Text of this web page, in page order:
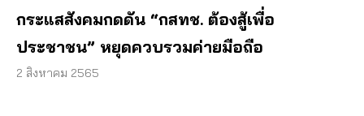
กระแสสังคมกดดัน “กสทช. ต้องสู้เพื่อ
ประชาชน” หยุดควบรวมค่ายมือถือ
2 สิงหาคม 2565